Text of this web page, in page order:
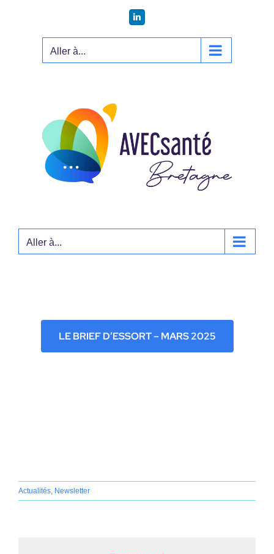
LinkedIn
Aller à...
Aller à...
LE BRIEF D’ESSORT – MARS 2025
Actualités, Newsletter